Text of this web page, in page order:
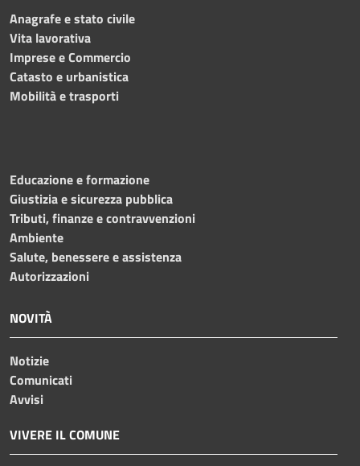
Anagrafe e stato civile
Vita lavorativa
Imprese e Commercio
Catasto e urbanistica
Mobilità e trasporti
Educazione e formazione
Giustizia e sicurezza pubblica
Tributi, finanze e contravvenzioni
Ambiente
Salute, benessere e assistenza
Autorizzazioni
NOVITÀ
Notizie
Comunicati
Avvisi
VIVERE IL COMUNE